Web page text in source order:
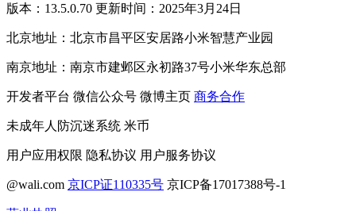
版本：13.5.0.70 更新时间：2025年3月24日
北京地址：北京市昌平区安居路小米智慧产业园
南京地址：南京市建邺区永初路37号小米华东总部
开发者平台 微信公众号 微博主页 商务合作
未成年人防沉迷系统 米币
用户应用权限 隐私协议 用户服务协议
@wali.com 京ICP证110335号 京ICP备17017388号-1